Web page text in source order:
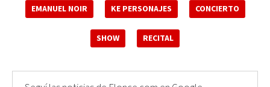
EMANUEL NOIR KE PERSONAJES CONCIERTO
SHOW RECITAL